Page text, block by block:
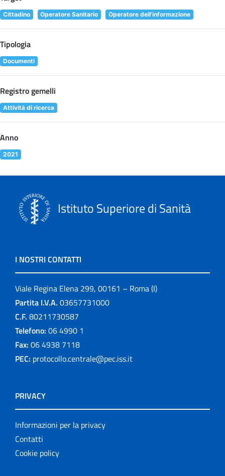
Cittadino Operatore Sanitario Operatore dell'informazione
Tipologia
Documenti
Registro gemelli
Attività di ricerca
Anno
2021
Istituto Superiore di Sanità
I NOSTRI CONTATTI
Viale Regina Elena 299, 00161 – Roma (I)
Partita I.V.A. 03657731000
C.F. 80211730587
Telefono: 06 4990 1
Fax: 06 4938 7118
PEC: protocollo.centrale@pec.iss.it
PRIVACY
Informazioni per la privacy
Contatti
Cookie policy